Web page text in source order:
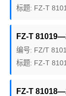
标题: FZ-T
FZ-T
编号: FZ/T
标题: FZ-T
FZ-T